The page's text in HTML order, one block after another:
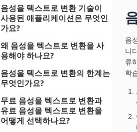
음성을 텍스트로 변환 기술이
사용된 애플리케이션은 무엇인
가요?
왜 음성을 텍스트로 변환을 사
용해야 하나요?
음성을 텍스트로 변환의 한계는
무엇인가요?
무료 음성을 텍스트로 변환과
유료 음성을 텍스트로 변환을
어떻게 선택하나요?
음
니
류
학